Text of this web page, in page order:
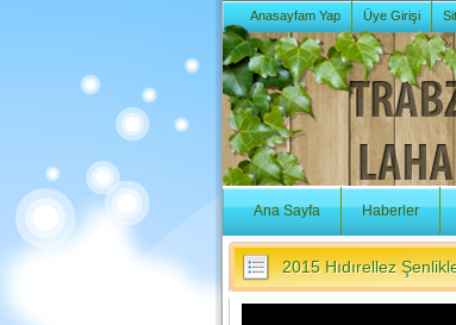
Anasayfam Yap Üye Girişi
Ana Sayfa Haberler
2015 Hıdırellez